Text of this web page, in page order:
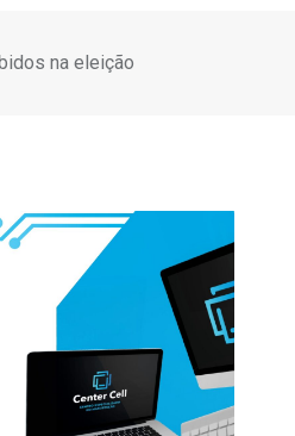
na eleição